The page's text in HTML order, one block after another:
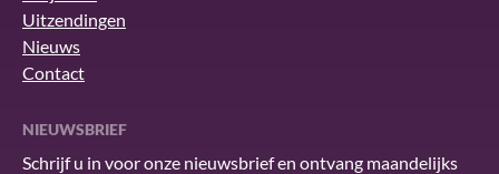
Uitzendingen
Nieuws
Contact
NIEUWSBRIEF
Schrijf u in voor onze nieuwsbrief en ontvang maandelijks